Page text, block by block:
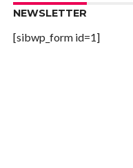
NEWSLETTER
[sibwp_form id=1]